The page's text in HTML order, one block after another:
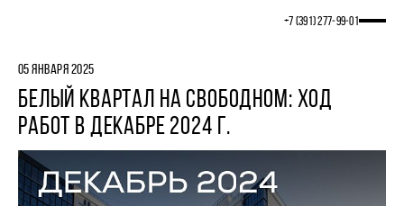
+7 (391) 277‒99‒01
05 ЯНВАРЯ 2025
БЕЛЫЙ КВАРТАЛ НА СВОБОДНОМ: ХОД
РАБОТ В ДЕКАБРЕ 2024 Г.